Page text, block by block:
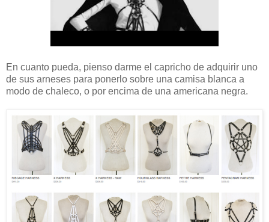
En cuanto pueda, pienso darme el capricho de adquirir uno
de sus arneses para ponerlo sobre una camisa blanca a
modo de chaleco, o por encima de una americana negra.